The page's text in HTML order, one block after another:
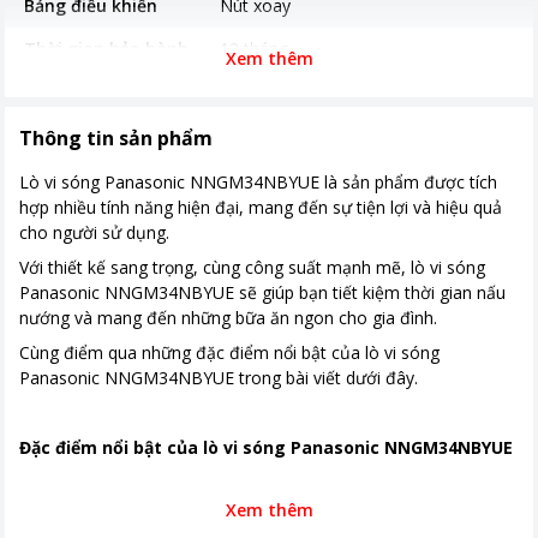
Bảng điều khiển
Nút xoay
Thời gian bảo hành
12 tháng
Nơi sản xuất
Kích thước, khối lượng Ngang 46.9 cm - Cao 28 cm - Sâu
35.5 cm - Nặng 13 kg
Khoảng giá
Xem thêm
Thông tin sản phẩm
Lò vi sóng Panasonic NNGM34NBYUE là sản phẩm được tích
hợp nhiều tính năng hiện đại, mang đến sự tiện lợi và hiệu quả
cho người sử dụng.
Với thiết kế sang trọng, cùng công suất mạnh mẽ, lò vi sóng
Panasonic NNGM34NBYUE sẽ giúp bạn tiết kiệm thời gian nấu
nướng và mang đến những bữa ăn ngon cho gia đình.
Cùng điểm qua những đặc điểm nổi bật của lò vi sóng
Panasonic NNGM34NBYUE trong bài viết dưới đây.
Đặc điểm nổi bật của lò vi sóng Panasonic NNGM34NBYUE
Thiết kế màu đen sang trọng, phù hợp mọi không gian
Xem thêm